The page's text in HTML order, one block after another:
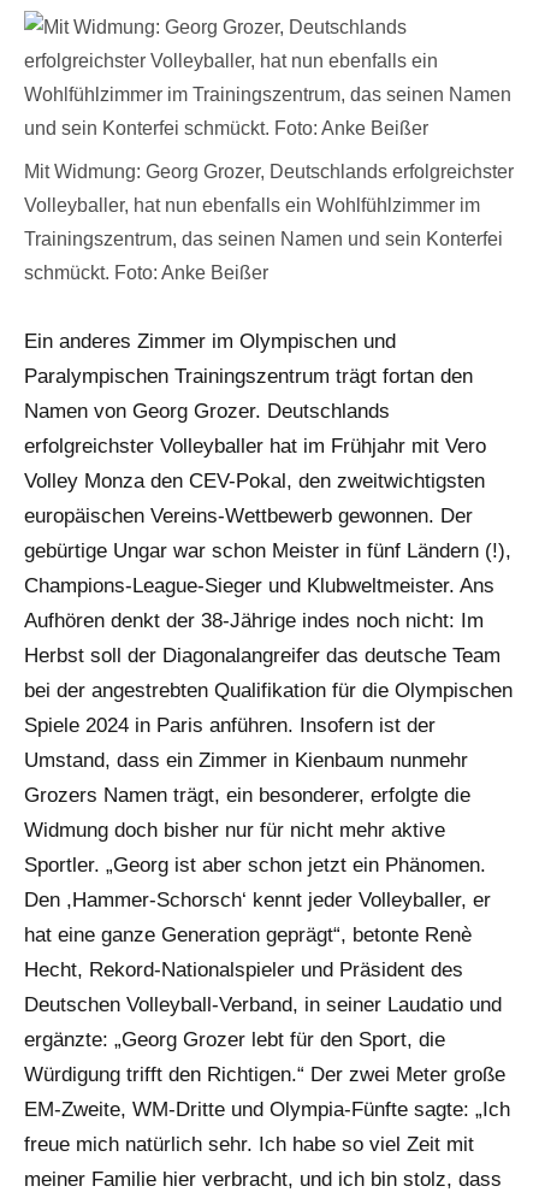
Mit Widmung: Georg Grozer, Deutschlands erfolgreichster
Volleyballer, hat nun ebenfalls ein Wohlfühlzimmer im
Trainingszentrum, das seinen Namen und sein Konterfei
schmückt. Foto: Anke Beißer
Ein anderes Zimmer im Olympischen und
Paralympischen Trainingszentrum trägt fortan den
Namen von Georg Grozer. Deutschlands
erfolgreichster Volleyballer hat im Frühjahr mit Vero
Volley Monza den CEV-Pokal, den zweitwichtigsten
europäischen Vereins-Wettbewerb gewonnen. Der
gebürtige Ungar war schon Meister in fünf Ländern (!),
Champions-League-Sieger und Klubweltmeister. Ans
Aufhören denkt der 38-Jährige indes noch nicht: Im
Herbst soll der Diagonalangreifer das deutsche Team
bei der angestrebten Qualifikation für die Olympischen
Spiele 2024 in Paris anführen. Insofern ist der
Umstand, dass ein Zimmer in Kienbaum nunmehr
Grozers Namen trägt, ein besonderer, erfolgte die
Widmung doch bisher nur für nicht mehr aktive
Sportler. „Georg ist aber schon jetzt ein Phänomen.
Den ,Hammer-Schorsch‘ kennt jeder Volleyballer, er
hat eine ganze Generation geprägt“, betonte Renè
Hecht, Rekord-Nationalspieler und Präsident des
Deutschen Volleyball-Verband, in seiner Laudatio und
ergänzte: „Georg Grozer lebt für den Sport, die
Würdigung trifft den Richtigen.“ Der zwei Meter große
EM-Zweite, WM-Dritte und Olympia-Fünfte sagte: „Ich
freue mich natürlich sehr. Ich habe so viel Zeit mit
meiner Familie hier verbracht, und ich bin stolz, dass